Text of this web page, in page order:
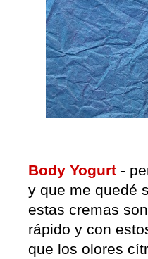
Body Yogurt -
y que me quedé
estas cremas
rápido y con
que los olores